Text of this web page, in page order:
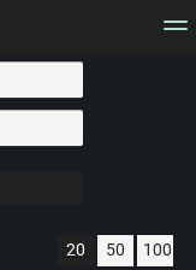
20 50 100